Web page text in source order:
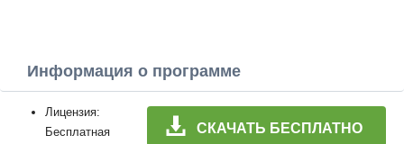
Информация о программе
СКАЧАТЬ БЕСПЛАТНО
Лицензия:
Бесплатная